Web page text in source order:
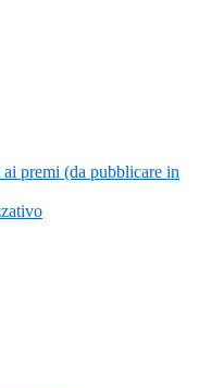
premi (da pubblicare in